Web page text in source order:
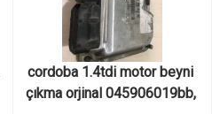
cordoba 1.4tdi motor beyni
çıkma orjinal 045906019bb,